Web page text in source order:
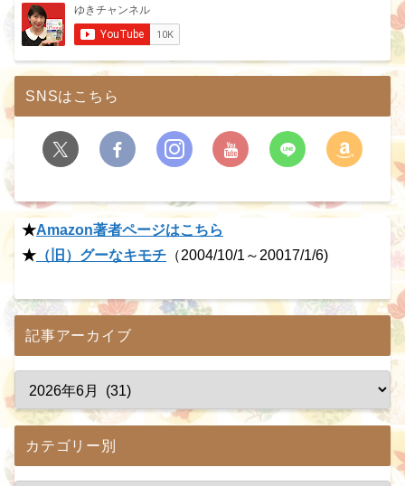
SNSはこちら
★Amazon著者ページはこちら
★ （旧）グーなキモチ （2004/10/1～20017/1/6)
記事アーカイブ
カテゴリー別